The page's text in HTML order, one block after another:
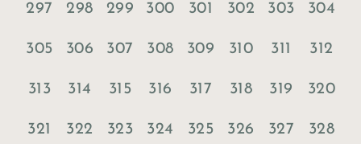
297 298 299 300 301 302 303 304
305 306 307 308 309 310 311 312
313 314 315 316 317 318 319 320
321 322 323 324 325 326 327 328